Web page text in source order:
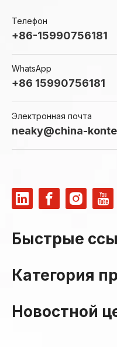
Телефон
+86-15990756181
WhatsApp
+86 15990756181
Электронная почта
neaky@china-
Быстрые
Категория
Новостной